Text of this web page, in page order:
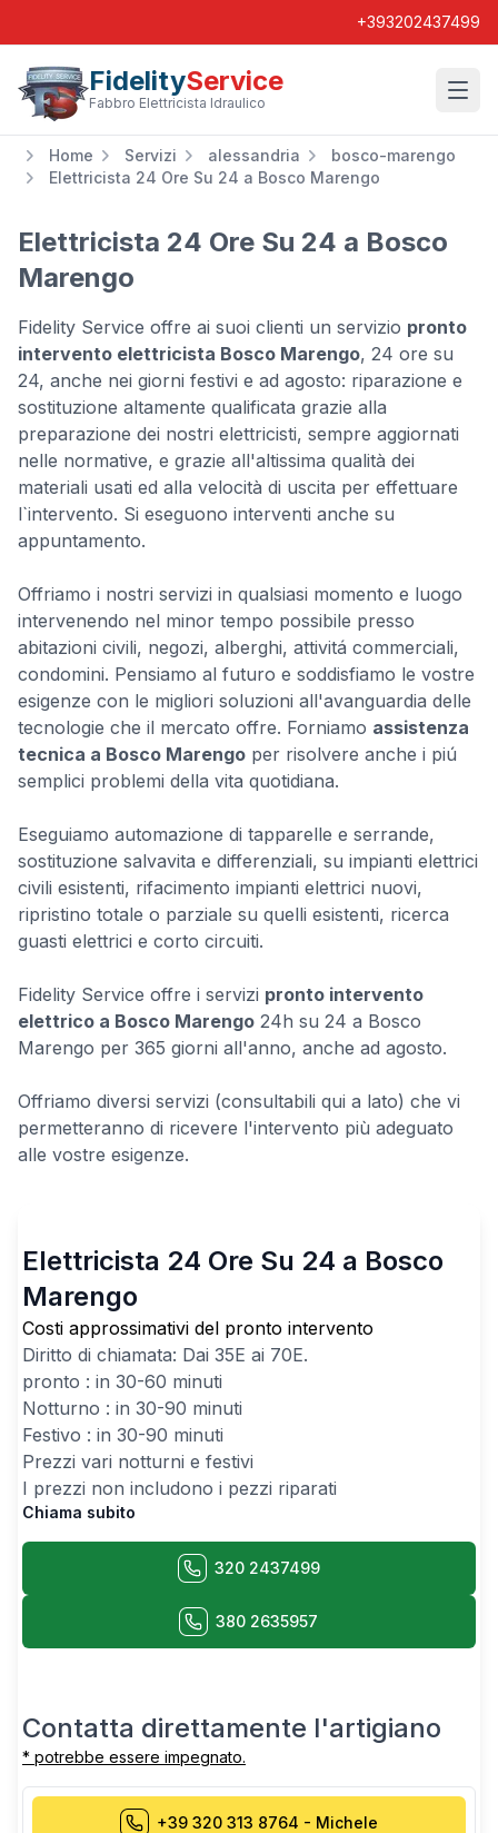
+393202437499
FidelityService
Fabbro Elettricista Idraulico
Home Servizi alessandria
bosco-marengo
Elettricista 24 Ore Su 24 a Bosco Marengo
Elettricista 24 Ore Su 24 a Bosco
Marengo
Fidelity Service offre ai suoi clienti un servizio pronto
intervento elettricista Bosco Marengo, 24 ore su
24, anche nei giorni festivi e ad agosto: riparazione e
sostituzione altamente qualificata grazie alla
preparazione dei nostri elettricisti, sempre aggiornati
nelle normative, e grazie all'altissima qualità dei
materiali usati ed alla velocità di uscita per effettuare
l`intervento. Si eseguono interventi anche su
appuntamento.
Offriamo i nostri servizi in qualsiasi momento e luogo
intervenendo nel minor tempo possibile presso
abitazioni civili, negozi, alberghi, attivitá commerciali,
condomini. Pensiamo al futuro e soddisfiamo le vostre
esigenze con le migliori soluzioni all'avanguardia delle
tecnologie che il mercato offre. Forniamo assistenza
tecnica a Bosco Marengo per risolvere anche i piú
semplici problemi della vita quotidiana.
Eseguiamo automazione di tapparelle e serrande,
sostituzione salvavita e differenziali, su impianti elettrici
civili esistenti, rifacimento impianti elettrici nuovi,
ripristino totale o parziale su quelli esistenti, ricerca
guasti elettrici e corto circuiti.
Fidelity Service offre i servizi pronto intervento
elettrico a Bosco Marengo 24h su 24 a Bosco
Marengo per 365 giorni all'anno, anche ad agosto.
Offriamo diversi servizi (consultabili qui a lato) che vi
permetteranno di ricevere l'intervento più adeguato
alle vostre esigenze.
Elettricista 24 Ore Su 24 a Bosco
Marengo
Costi approssimativi del pronto intervento
Diritto di chiamata: Dai 35E ai 70E.
pronto : in 30-60 minuti
Notturno : in 30-90 minuti
Festivo : in 30-90 minuti
Prezzi vari notturni e festivi
I prezzi non includono i pezzi riparati
Chiama subito
320 2437499
380 2635957
Contatta direttamente l'artigiano
* potrebbe essere impegnato.
+39 320 313 8764 - Michele